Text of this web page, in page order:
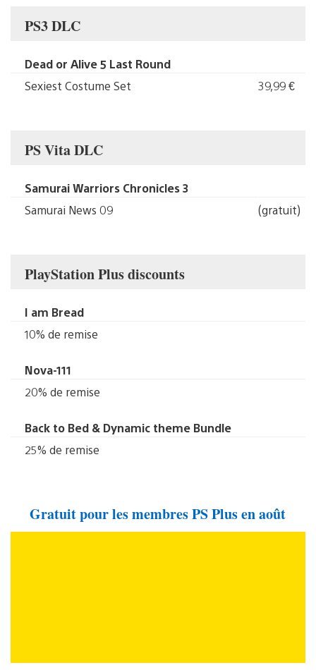
PS3 DLC
Dead or Alive 5 Last Round
Sexiest Costume Set
39,99 €
PS Vita DLC
Samurai Warriors Chronicles 3
Samurai News 09
(gratuit)
PlayStation Plus discounts
I am Bread
10% de remise
Nova-111
20% de remise
Back to Bed & Dynamic theme Bundle
25% de remise
Gratuit pour les membres PS Plus en août